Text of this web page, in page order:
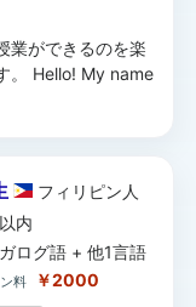
業ができるのを楽
。 Hello! My name
フィリピン 人
内
ログ語 + 他1言語
料 ￥2000